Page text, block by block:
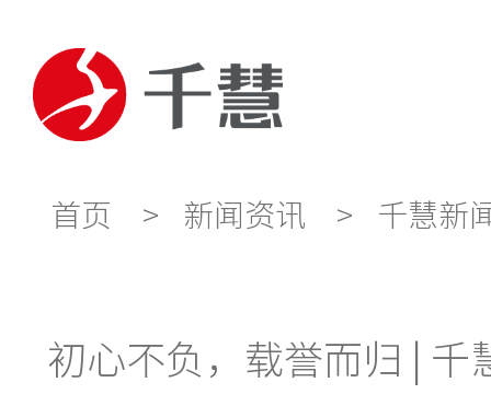
首页 > 新闻资讯 > 千慧新
初心不负，载誉而归 |